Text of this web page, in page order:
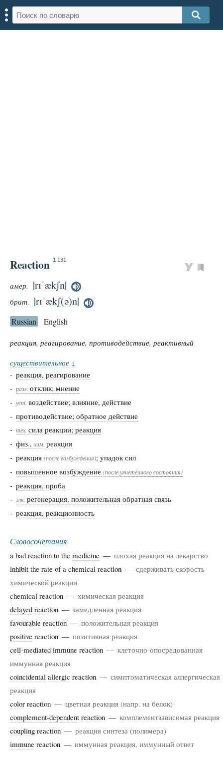
Reaction 1 131
амер. |rɪˈækʃn|
брит. |rɪˈækʃ(ə)n|
Russian English
реакция, реагирование, противодействие, реактивный
существительное ↓
- реакция, реагирование
- разг. отклик; мнение
- уст. воздействие; влияние, действие
- противодействие; обратное действие
- тех. сила реакции; реакция
- физ., хим. реакция
- реакция (после возбуждения); упадок сил
- повышенное возбуждение (после угнетённого состояния)
- реакция, проба
- элк. регенерация, положительная обратная связь
- реакция, реакционность
Словосочетания
a bad reaction to the medicine — плохая реакция на лекарство
inhibit the rate of a chemical reaction — сдерживать скорость
химической реакции
chemical reaction — химическая реакция
delayed reaction — замедленная реакция
favourable reaction — положительная реакция
positive reaction — позитивная реакция
cell-mediated immune reaction — клеточно-опосредованная
иммунная реакция
coincidental allergic reaction — симптоматическая аллергическая
реакция
color reaction — цветная реакция (напр. на белок)
complement-dependent reaction — комплементзависимая реакция
coupling reaction — реакция синтеза (полимера)
immune reaction — иммунная реакция, иммунный ответ